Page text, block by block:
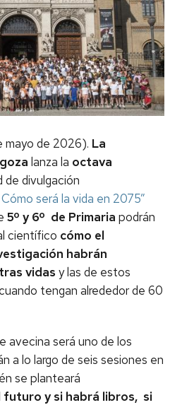
mayo de 2026). La
lanza la octava
de divulgación
Cómo será la vida en 2075”
5º y 6º de Primaria podrán
científico cómo el
habrán
vidas y las de estos
tengan alrededor de 60
avecina será uno de los
a lo largo de seis sesiones en
se planteará
futuro y si habrá libros, si